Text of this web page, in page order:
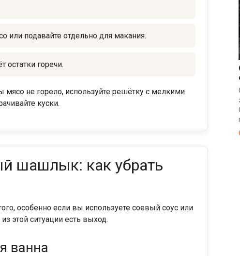
или подавайте отдельно для макания.
остатки горечи.
мясо не горело, используйте решётку с мелкими
куски.
шашлык: как убрать
особенно если вы используете соевый соус или
этой ситуации есть выход.
ванна